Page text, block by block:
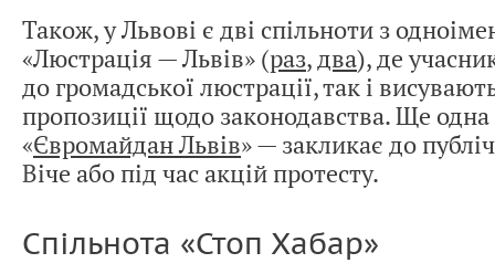
Також, у Львові є дві спільноти з
«Люстрація — Львів» (раз,два), де
до громадської люстрації, так і
пропозиції щодо законодавства. Ще одна
«Євромайдан Львів» — закликає до
Віче або під час акцій протесту.
Спільнота «Стоп Хабар»